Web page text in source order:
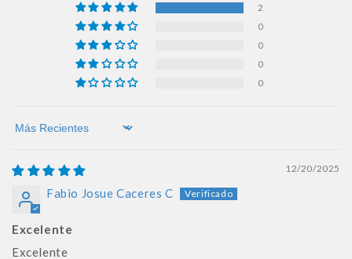
2
0
0
0
0
Sort by
12/20/2025
Fabio Josue Caceres C
Excelente
Excelente